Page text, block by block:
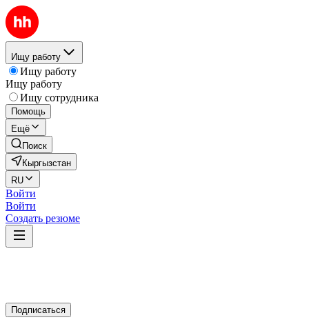
Ищу работу
Ищу работу
Ищу работу
Ищу сотрудника
Помощь
Ещё
Поиск
Кыргызстан
RU
Войти
Войти
Создать резюме
Подписаться